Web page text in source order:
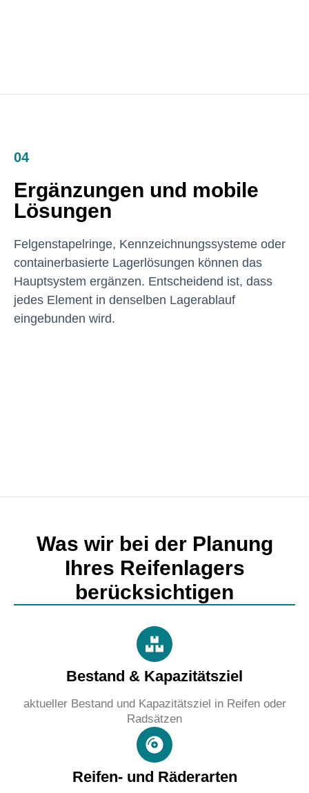
04
Ergänzungen und mobile
Lösungen
Felgenstapelringe, Kennzeichnungssysteme oder
containerbasierte Lagerlösungen können das
Hauptsystem ergänzen. Entscheidend ist, dass
jedes Element in denselben Lagerablauf
eingebunden wird.
Was wir bei der Planung
Ihres Reifenlagers
berücksichtigen
Bestand & Kapazitätsziel
aktueller Bestand und Kapazitätsziel in Reifen oder
Radsätzen
Reifen- und Räderarten